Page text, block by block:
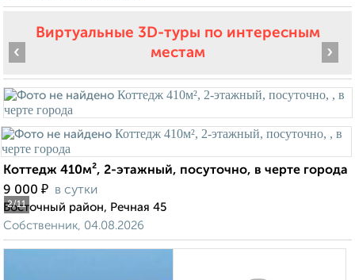
Виртуальные 3D-туры по интересным
местам
2/11
‹ ›
Коттедж 410м², 2-этажный, посуточно, в черте города
9 000 ₽ в сутки
Восточный район, Речная 45
Собственник, 04.08.2026